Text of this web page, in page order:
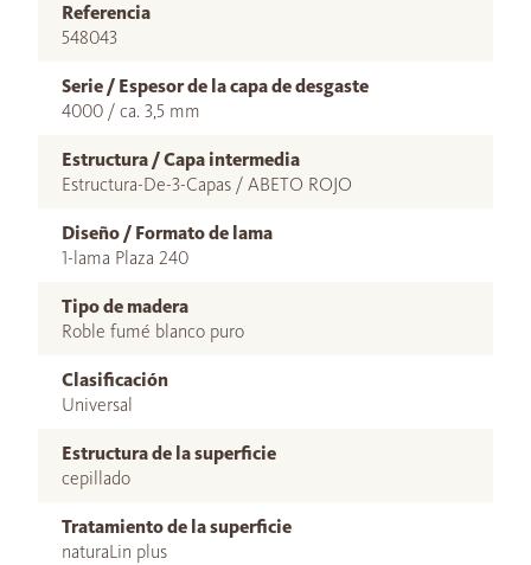
Referencia
548043
Serie / Espesor de la capa de desgaste
4000 / ca. 3,5 mm
Estructura / Capa intermedia
Estructura-De-3-Capas / ABETO ROJO
Diseño / Formato de lama
1-lama Plaza 240
Tipo de madera
Roble fumé blanco puro
Clasificación
Universal
Estructura de la superficie
cepillado
Tratamiento de la superficie
naturaLin plus